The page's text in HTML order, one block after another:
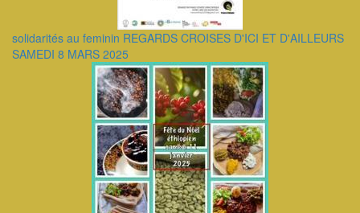
solidarités au feminin REGARDS CROISES D'ICI ET D'AILLEURS
SAMEDI 8 MARS 2025